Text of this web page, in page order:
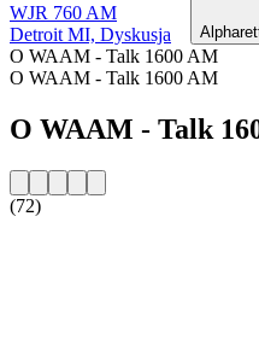
WJR 760 AM
Detroit MI, Dyskusja
O WAAM - Talk 1600 AM
O WAAM - Talk 1600 AM
O WAAM - Talk
(72)